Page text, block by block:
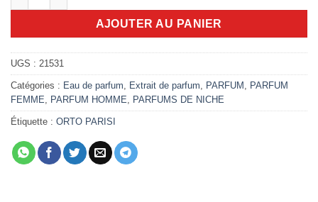
AJOUTER AU PANIER
UGS : 21531
Catégories : Eau de parfum Extrait de parfum PARFUM
PARFUM
FEMME
PARFUM HOMME PARFUMS DE NICHE
Étiquette : ORTO PARISI